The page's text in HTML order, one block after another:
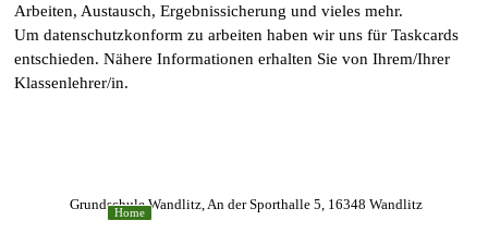
Arbeiten, Austausch, Ergebnissicherung und vieles mehr.
Um datenschutzkonform zu arbeiten haben wir uns für Taskcards
entschieden. Nähere Informationen erhalten Sie von Ihrem/Ihrer
Klassenlehrer/in.
Grundschule Wandlitz, An der Sporthalle 5, 16348 Wandlitz
Home